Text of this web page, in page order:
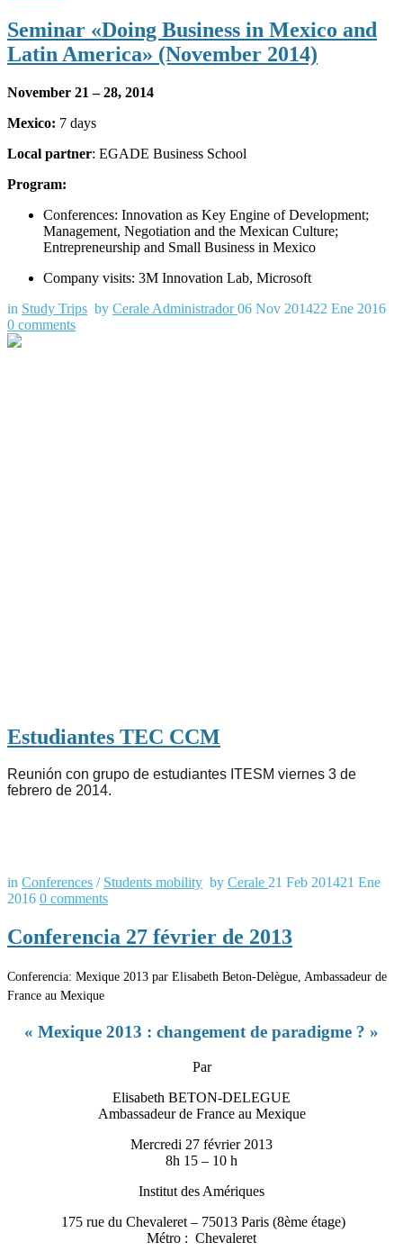
Seminar «Doing Business in Mexico and
Latin America» (November 2014)
November 21 – 28, 2014
Mexico: 7 days
Local partner: EGADE Business School
Program:
Conferences: Innovation as Key Engine of Development;
Management, Negotiation and the Mexican Culture;
Entrepreneurship and Small Business in Mexico
Company visits: 3M Innovation Lab, Microsoft
in Study Trips by Cerale Administrador06 Nov 201422 Ene 2016
0 comments
Estudiantes TEC CCM
Reunión con grupo de estudiantes ITESM viernes 3 de
febrero de 2014.
in Conferences / Students mobility by Cerale 21 Feb 201421 Ene
2016 0 comments
Conferencia 27 février de 2013
Conferencia: Mexique 2013 par Elisabeth Beton-Delègue, Ambassadeur de
France au Mexique
« Mexique 2013 : changement de paradigme ? »
Par
Elisabeth BETON-DELEGUE
Ambassadeur de France au Mexique
Mercredi 27 février 2013
8h 15 – 10 h
Institut des Amériques
175 rue du Chevaleret – 75013 Paris (8ème étage)
Métro : Chevaleret